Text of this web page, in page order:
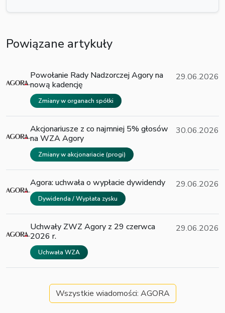
Powiązane artykuły
Powołanie Rady Nadzorczej Agory na
nową kadencję
Zmiany w organach spółki
29.06.2026
Akcjonariusze z co najmniej 5% głosów
na WZA Agory
Zmiany w akcjonariacie (progi)
30.06.2026
Agora: uchwała o wypłacie dywidendy
Dywidenda / Wypłata zysku
29.06.2026
Uchwały ZWZ Agory z 29 czerwca
2026 r.
Uchwała WZA
29.06.2026
Wszystkie wiadomości: AGORA